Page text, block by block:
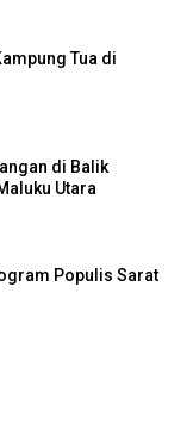
Tua di
di Balik
Utara
Populis Sarat